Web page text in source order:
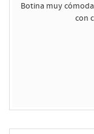
Botina muy
con